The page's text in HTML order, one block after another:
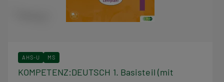
AHS-U MS
KOMPETENZ:DEUTSCH 1. Basisteil (mit